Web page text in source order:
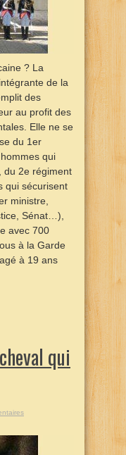
? La
de la
des
au profit des
Elle ne se
du 1er
qui
du 2e régiment
qui sécurisent
ministre,
Sénat…),
avec 700
à la Garde
à 19 ans
qui